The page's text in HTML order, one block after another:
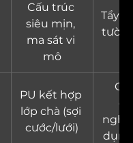
Cấu trúc
siêu mịn,
ma sát vi
mô
Tẩy
PU kết hợp
lớp chà (sợi
cước/lưới)
Cọ
dụng